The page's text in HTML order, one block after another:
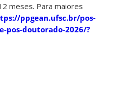
meses. Para maiores
ppgean.ufsc.br/pos-
pos-doutorado-2026/?